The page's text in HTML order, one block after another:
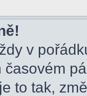
v
to tak,